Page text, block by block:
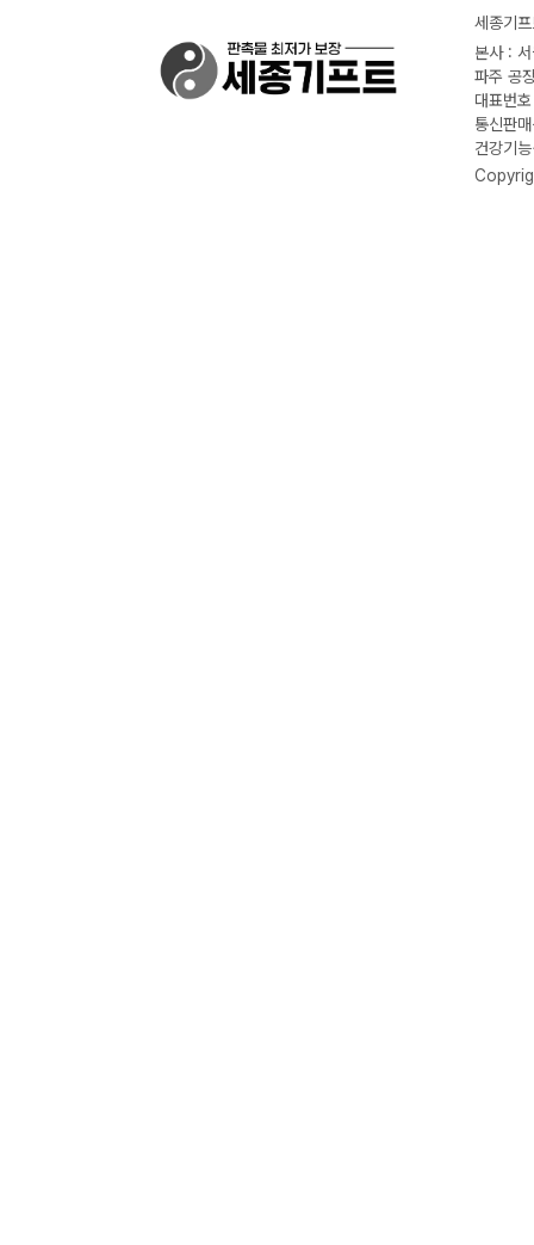
세종기
본사 :
파주 공
대표번
통신판
건강기